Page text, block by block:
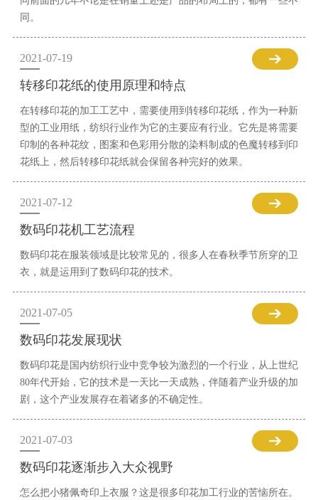
同。
2021-07-19
转移印花纸的使用原理和特点
在转移印花的加工工艺中，需要使用到转移印花纸，作为一种新
型的工业用纸，纺织行业作为它的主要应有行业。它先是将需要
印制的各种花纹，图案和色彩用分散的染料制成的色魔转移到印
花纸上，然后转移印花纸就会保留各种完好的效果。
2021-07-12
数码印花机工艺流程
数码印花在服装领域是比较常见的，很多人在春秋季节所穿的卫
衣，就是运用到了数码印花的技术。
2021-07-05
数码印花发展现状
数码印花是国内纺织行业中竞争较为激烈的一个行业，从上世纪
80年代开始，它的技术是一天比一天成熟，伴随着产业升级的加
剧，这个产业发展存在着诸多的不确定性。
2021-07-03
数码印花逐渐步入大众视野
怎么把小猪佩奇印上衣服？这是很多印花加工行业的苦恼所在。